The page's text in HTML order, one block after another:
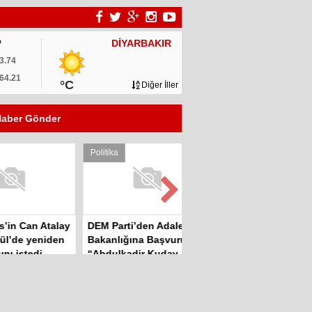
DİYARBAKIR
°C Diğer İller
Gönder
Atalay
Politika
DEM Parti’den Adalet
Bakanlığına Başvuru:
“Abdulkadir Kuday